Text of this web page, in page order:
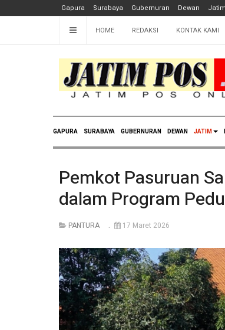
Gapura Surabaya Gubernuran Dewan Jatim
HOME REDAKSI KONTAK KAMI
GAPURA SURABAYA GUBERNURAN DEWAN JATIM
Pemkot Pasuruan
dalam Program
PANTURA 17 Maret 2026